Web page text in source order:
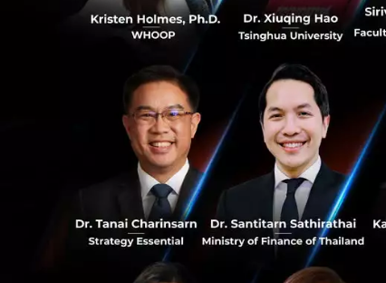
0
0
เพื่อตอบสนองค
วัน ไปจนถึงการ
ภายในงานยัง
CHERY
ทางระยะไกล โ
เคลื่อนหลัก ขณ
มอเตอร์ ช่วยล
ขับขี่ที่นุ่มนวล เ
นอกเหนือจาก